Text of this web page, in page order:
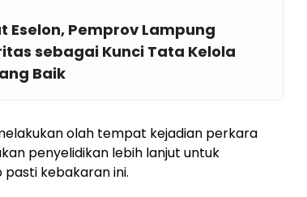
Eselon, Pemprov Lampung
sebagai Kunci Tata Kelola
Baik
olah tempat kejadian perkara
penyelidikan lebih lanjut untuk
kebakaran ini.